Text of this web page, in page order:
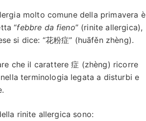
molto comune della primavera è
“febbre da fieno” (rinite allergica),
si dice: “花粉症” (huāfěn zhèng).
che il carattere 症 (zhèng) ricorre
terminologia legata a disturbi e
rinite allergica sono: